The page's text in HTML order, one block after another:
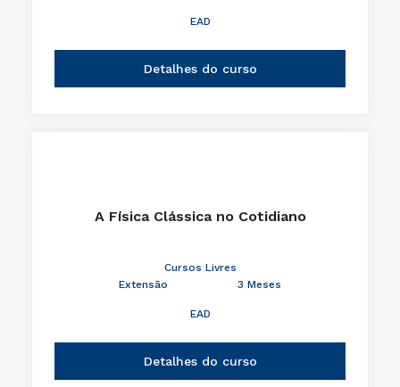
EAD
Detalhes do curso
A Física Clássica no Cotidiano
Cursos Livres
Extensão
3 Meses
EAD
Detalhes do curso